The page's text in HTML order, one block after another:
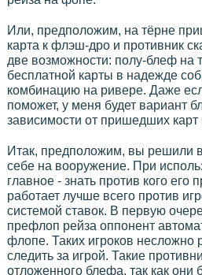
Или, предположим, на тёрне
карта к флэш-дро и противник
две возможности: полу-блеф на
бесплатной карты в надежде
комбинацию на ривере. Даже
поможет, у меня будет вариант
зависимости от пришедших карт
Итак, предположим, вы решили
себе на вооружение. При
главное - знать против кого его
работает лучше всего против
системой ставок. В первую
префлоп рейза оппонент
флопе. Таких игроков несложно
следить за игрой. Такие
отложенного блефа, так как они